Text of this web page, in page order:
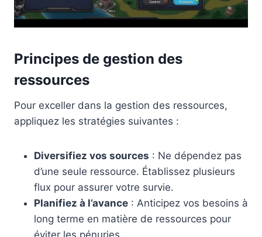
Principes de gestion des
ressources
Pour exceller dans la gestion des ressources,
appliquez les stratégies suivantes :
Diversifiez vos sources : Ne dépendez pas
d’une seule ressource. Établissez plusieurs
flux pour assurer votre survie.
Planifiez à l’avance : Anticipez vos besoins à
long terme en matière de ressources pour
éviter les pénuries.